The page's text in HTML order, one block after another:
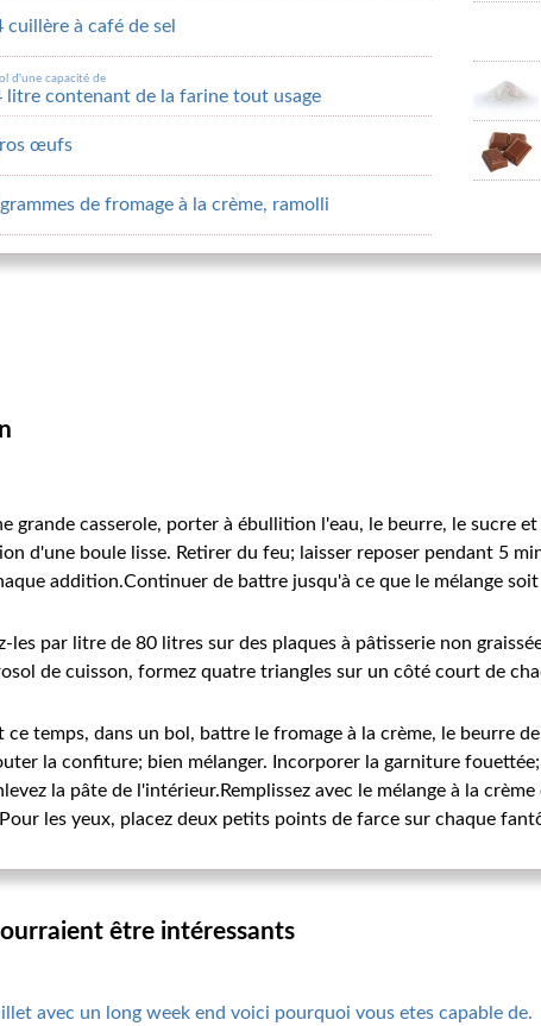
cuillère à café de sel
d'une capacité de
litre contenant de la farine tout usage
œufs
de fromage à la crème, ramolli
grande casserole, porter à ébullition l'eau, le beurre, le sucre
d'une boule lisse. Retirer du feu; laisser reposer pendant 5
addition.Continuer de battre jusqu'à ce que le mélange
les par litre de 80 litres sur des plaques à pâtisserie non
de cuisson, formez quatre triangles sur un côté court de
ce temps, dans un bol, battre le fromage à la crème, le beurre
la confiture; bien mélanger. Incorporer la garniture
la pâte de l'intérieur.Remplissez avec le mélange à la
les yeux, placez deux petits points de farce sur chaque
être intéressants
avec un long week end voici pourquoi vous etes capable de.